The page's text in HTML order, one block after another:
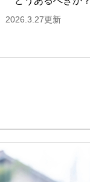
2026.3.27更新